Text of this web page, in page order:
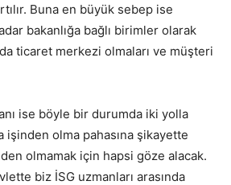
Buna en büyük sebep ise
bakanlığa bağlı birimler olarak
ticaret merkezi olmaları ve müşteri
ise böyle bir durumda iki yolla
işinden olma pahasına şikayette
olmamak için hapsi göze alacak.
biz İSG uzmanları arasında